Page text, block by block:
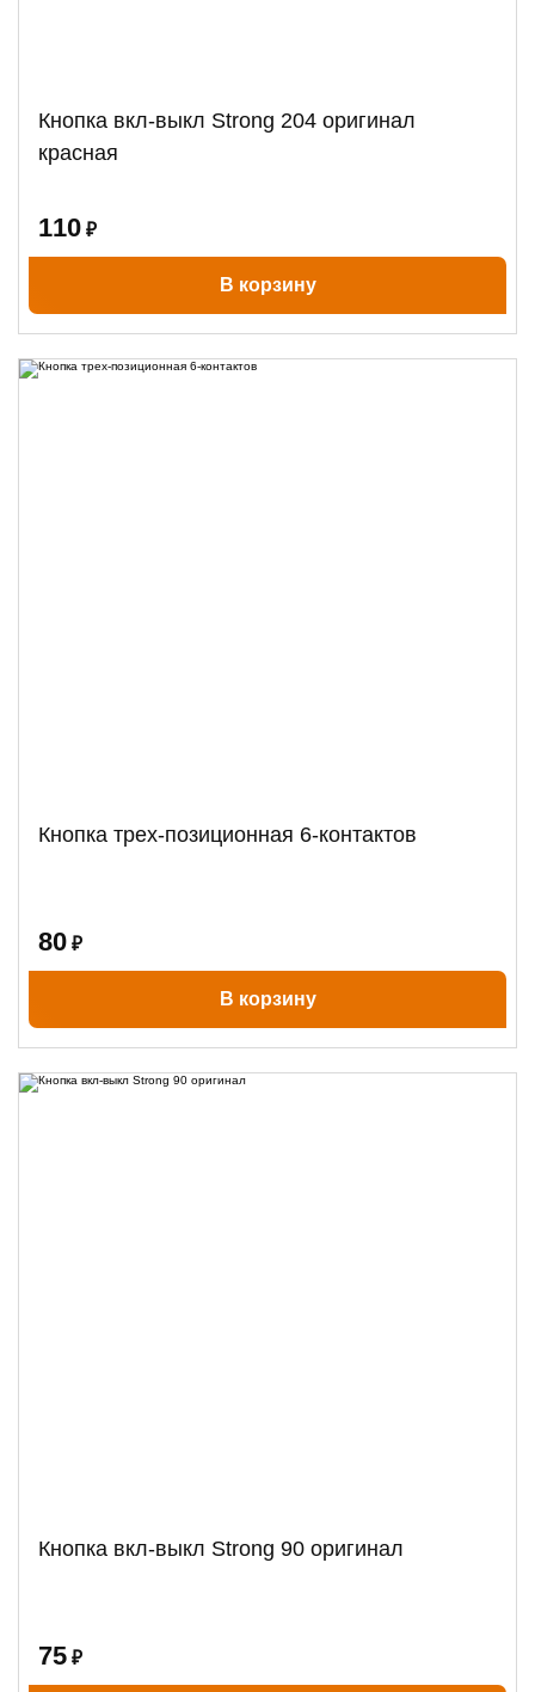
Кнопка вкл-выкл Strong 204 оригинал
красная
110 ₽
В корзину
Кнопка трех-позиционная 6-контактов
80 ₽
В корзину
Кнопка вкл-выкл Strong 90 оригинал
75 ₽